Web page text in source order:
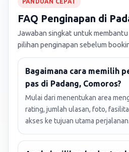
FAQ Penginapan di
Jawaban singkat untuk
pilihan penginapan sebelum
Bagaimana cara memilih
pas di Padang, Comoros?
Mulai dari menentukan area
rating, jumlah ulasan, foto,
akses ke tujuan utama perjalanan.